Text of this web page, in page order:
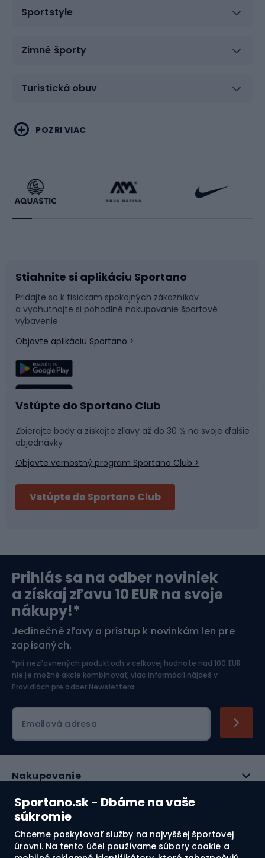
Sportano.sk - Dbáme na vaše
súkromie
Chceme poskytovať služby na najvyššej športovej
úrovni. Na tento účel používame súbory cookie a
Sportstyle
Zimné športy
Turistická obuv
Vodné športy
Beh
Príslušenstvo k bicyklom
Časti bicyklov
Rybolov
Športová medicína
Bushcraft
Bikepacking
Orientačný beh
Bojové umenia
Raketové športy
Sane a kĺzačky
Snowboard
Plávanie
Tímové športy
Fitness a posilňovňa
Cyklistické prilby
Lyžovanie
Športová elektronika
Jazdectvo
POZRI VIAC
Stiahnite si aplikáciu Sportano
Pridajte sa k tisíckam spokojných zákazníkov
a vychutnajte si pohodlné nakupovanie športové
vybavenie
Objavte aplikáciu Sportano >
Vstúpte do Sportano Club
Zbierajte body a získajte zľavy až do 30 % na svoje ďalšie
objednávky
Objavte vernostný program Sportano Club >
Vstúpte do Sportano Club
Prihlás sa na odber noviniek
a získaj zľavu 10 EUR na svoje
nákupy!*
Jedinečné zľavy a prístup k novinkám len pre
zapísaných.
*pri nezľavnených produktoch v celkovej hodnote nad 100 EUR
nie je možné akcie kombinovať, viac informácií nájdeš v
Pravidlách pre odber Newslettera.
Emailová adresa
Nakupovanie
Služby zákazníkom
Právne informácie